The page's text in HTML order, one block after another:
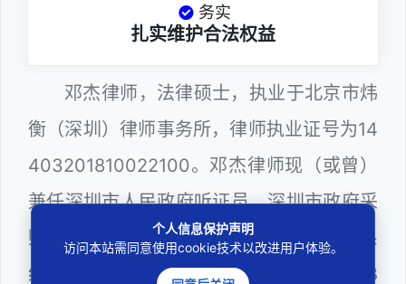
务实
扎实维护合法权益
邓杰律师，法律硕士，执业于北京市炜
衡（深圳）律师事务所，律师执业证号为14
403201810022100。邓杰律师现（或曾）
兼任深圳市人民政府听证员、深圳市政府采
购评审专家（法律类）、深圳市某区政府系
统公职律师、计算机信息网络安全员、WEB
个人信息保护声明
访问本站需同意使用cookie技术以改进用户体验。